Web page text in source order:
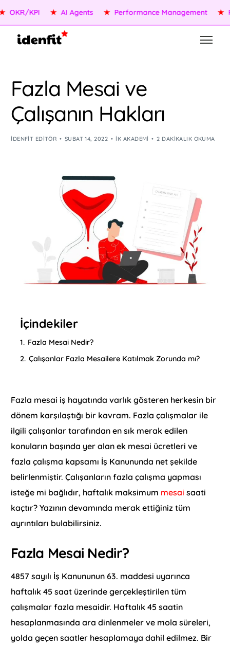
OKR/KPI AI Agents Performance Management
Fazla Mesai ve
Çalışanın Hakları
IDENFIT EDITÖR ŞUBAT 14, 2022 İK AKADEMI 2 DAKIKALIK OKUMA
İçindekiler
1. Fazla Mesai Nedir?
2. Çalışanlar Fazla Mesailere Katılmak Zorunda mı?
Fazla mesai iş hayatında varlık gösteren herkesin bir
dönem karşılaştığı bir kavram. Fazla çalışmalar ile
ilgili çalışanlar tarafından en sık merak edilen
konuların başında yer alan ek mesai ücretleri ve
fazla çalışma kapsamı İş Kanununda net şekilde
belirlenmiştir. Çalışanların fazla çalışma yapması
isteğe mi bağlıdır, haftalık maksimum mesai saati
kaçtır? Yazının devamında merak ettiğiniz tüm
ayrıntıları bulabilirsiniz.
Fazla Mesai Nedir?
4857 sayılı İş Kanununun 63. maddesi uyarınca
haftalık 45 saat üzerinde gerçekleştirilen tüm
çalışmalar fazla mesaidir. Haftalık 45 saatin
hesaplanmasında ara dinlenmeler ve mola süreleri,
yolda geçen saatler hesaplamaya dahil edilmez. Bir